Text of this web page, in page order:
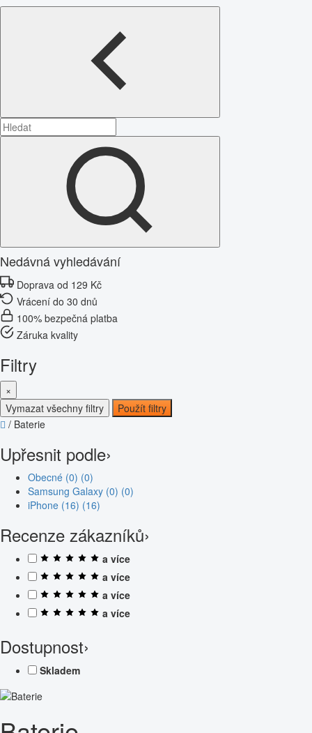
Nedávná vyhledávání
Doprava od 129 Kč
Vrácení do 30 dnů
100% bezpečná platba
Záruka kvality
Filtry
×
Vymazat všechny filtry
Použít filtry
/ Baterie
Upřesnit podle›
Obecné (0) (0)
Samsung Galaxy (0) (0)
iPhone (16) (16)
Recenze zákazníků›
a více
a více
a více
a více
Dostupnost›
Skladem